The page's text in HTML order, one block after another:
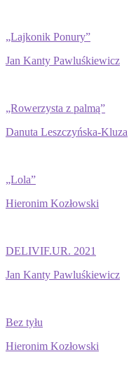
„Lajkonik Ponury”
Jan Kanty Pawluśkiewicz
„Rowerzysta z palmą”
Danuta Leszczyńska-Kluza
„Lola”
Hieronim Kozłowski
DELIVIF.UR. 2021
Jan Kanty Pawluśkiewicz
Bez tyłu
Hieronim Kozłowski